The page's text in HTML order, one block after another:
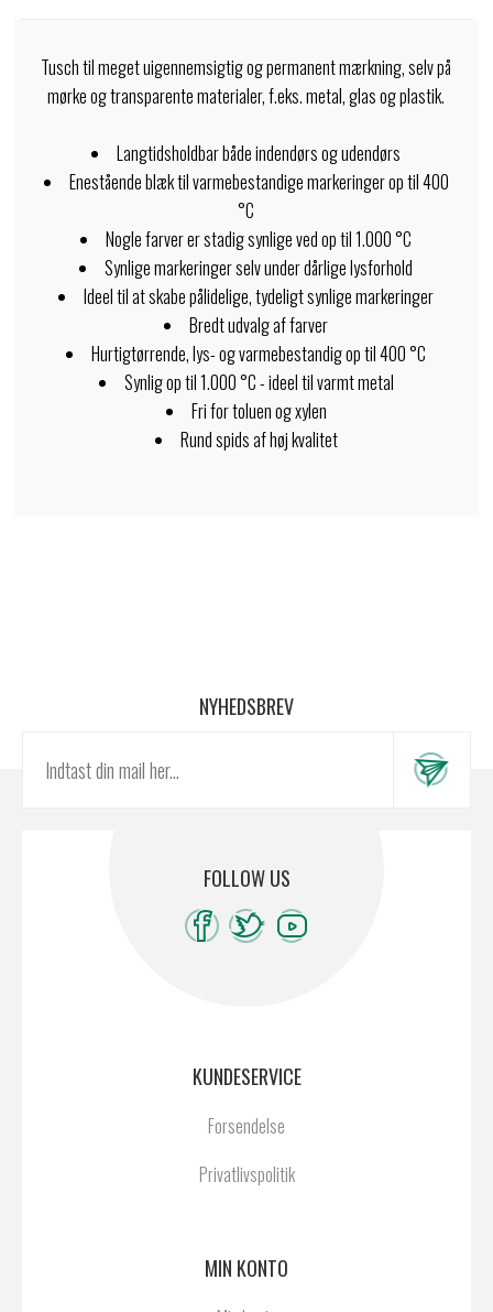
Tusch til meget uigennemsigtig og permanent mærkning, selv på
mørke og transparente materialer, f.eks. metal, glas og plastik.
Langtidsholdbar både indendørs og udendørs
Enestående blæk til varmebestandige markeringer op til 400
°C
Nogle farver er stadig synlige ved op til 1.000 °C
Synlige markeringer selv under dårlige lysforhold
Ideel til at skabe pålidelige, tydeligt synlige markeringer
Bredt udvalg af farver
Hurtigtørrende, lys- og varmebestandig op til 400 °C
Synlig op til 1.000 °C - ideel til varmt metal
Fri for toluen og xylen
Rund spids af høj kvalitet
NYHEDSBREV
FOLLOW US
KUNDESERVICE
Forsendelse
Privatlivspolitik
MIN KONTO